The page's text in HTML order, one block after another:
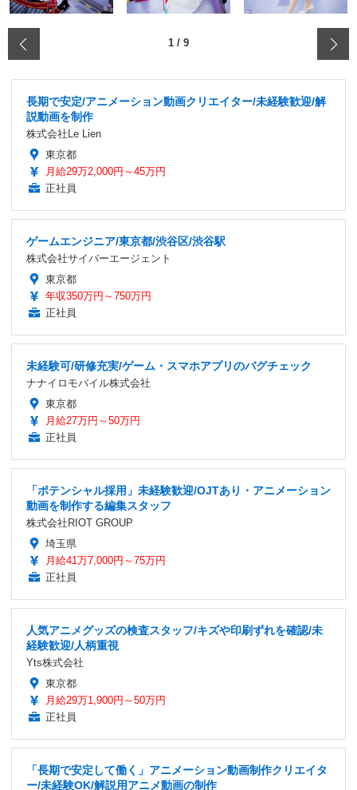
1 / 9
長期で安定/アニメーション動画クリエイター/未経験歓迎/解
説動画を制作
株式会社Le Lien
東京都
月給29万2,000円～45万円
正社員
ゲームエンジニア/東京都/渋谷区/渋谷駅
株式会社サイバーエージェント
東京都
年収350万円～750万円
正社員
未経験可/研修充実/ゲーム・スマホアプリのバグチェック
ナナイロモバイル株式会社
東京都
月給27万円～50万円
正社員
「ポテンシャル採用」未経験歓迎/OJTあり・アニメーション
動画を制作する編集スタッフ
株式会社RIOT GROUP
埼玉県
月給41万7,000円～75万円
正社員
人気アニメグッズの検査スタッフ/キズや印刷ずれを確認/未
経験歓迎/人柄重視
Yts株式会社
東京都
月給29万1,900円～50万円
正社員
「長期で安定して働く」アニメーション動画制作クリエイタ
ー/未経験OK/解説用アニメ動画の制作